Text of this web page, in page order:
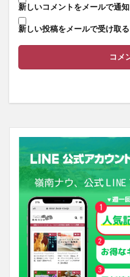
新しいコメントをメールで通知
新しい投稿をメールで受け取る